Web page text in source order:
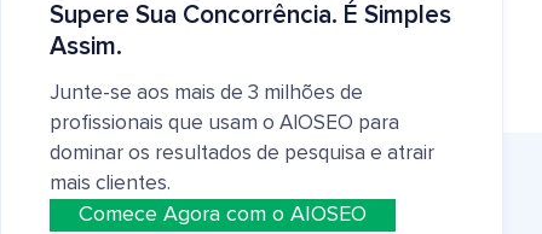
Supere Sua Concorrência. É Simples
Assim.
Junte-se aos mais de 3 milhões de
profissionais que usam o AIOSEO para
dominar os resultados de pesquisa e atrair
mais clientes.
Comece Agora com o AIOSEO